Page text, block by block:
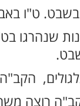
ט"ו
שנהרגו
רוצה